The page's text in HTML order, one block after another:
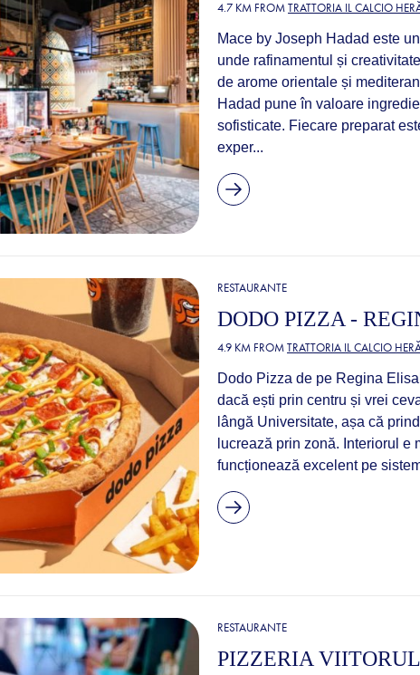
4.7 KM FROMTRATTORIA IL CALCIO
Mace by Joseph Hadad este
unde rafinamentul și
de arome orientale și
Hadad pune în valoare
sofisticate. Fiecare preparat
exper...
RESTAURANTE
DODO PIZZA -
4.9 KM FROMTRATTORIA IL CALCIO
Dodo Pizza de pe Regina
dacă ești prin centru și vrei
lângă Universitate, așa că
lucrează prin zonă. Interiorul e
funcționează excelent pe
RESTAURANTE
PIZZERIA